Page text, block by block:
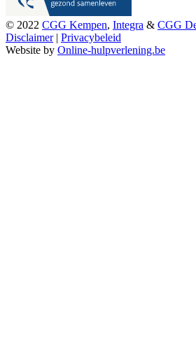
© 2022 CGG Kempen, Integra & CGG
Disclaimer| Privacybeleid
Website by Online-hulpverlening.be